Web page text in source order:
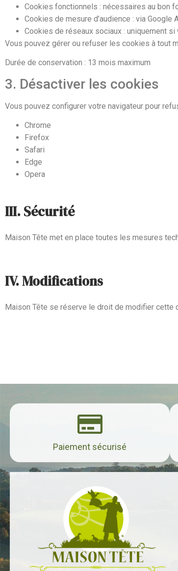
Cookies fonctionnels : nécessaires au bon
Cookies de mesure d’audience : via Google
Cookies de réseaux sociaux : uniquement
Vous pouvez gérer ou refuser les cookies à tout
Durée de conservation : 13 mois maximum
3. Désactiver les cookies
Vous pouvez configurer votre navigateur pour
Chrome
Firefox
Safari
Edge
Opera
III. Sécurité
Maison Tête met en place toutes les mesures
IV. Modifications
Maison Tête se réserve le droit de modifier cette
Paiement sécurisé